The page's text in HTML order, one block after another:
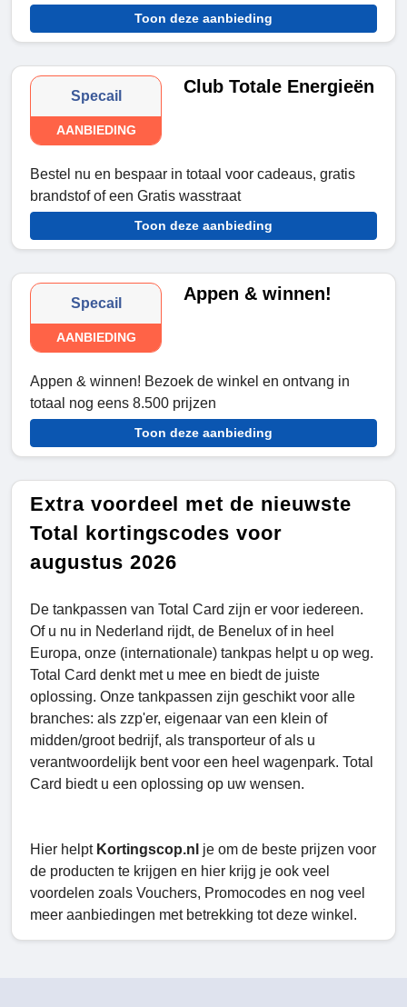
Toon deze aanbieding
Specail
AANBIEDING
Club Totale Energieën
Bestel nu en bespaar in totaal voor cadeaus, gratis
brandstof of een Gratis wasstraat
Toon deze aanbieding
Specail
AANBIEDING
Appen & winnen!
Appen & winnen! Bezoek de winkel en ontvang in
totaal nog eens 8.500 prijzen
Toon deze aanbieding
Extra voordeel met de nieuwste
Total kortingscodes voor
augustus 2026
De tankpassen van Total Card zijn er voor iedereen.
Of u nu in Nederland rijdt, de Benelux of in heel
Europa, onze (internationale) tankpas helpt u op weg.
Total Card denkt met u mee en biedt de juiste
oplossing. Onze tankpassen zijn geschikt voor alle
branches: als zzp'er, eigenaar van een klein of
midden/groot bedrijf, als transporteur of als u
verantwoordelijk bent voor een heel wagenpark. Total
Card biedt u een oplossing op uw wensen.
Hier helpt Kortingscop.nl je om de beste prijzen voor
de producten te krijgen en hier krijg je ook veel
voordelen zoals Vouchers, Promocodes en nog veel
meer aanbiedingen met betrekking tot deze winkel.